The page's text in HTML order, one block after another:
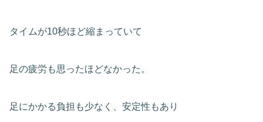
タイムが10秒ほど縮まっていて
足の疲労も思ったほどなかった。
足にかかる負担も少なく、安定性もあり